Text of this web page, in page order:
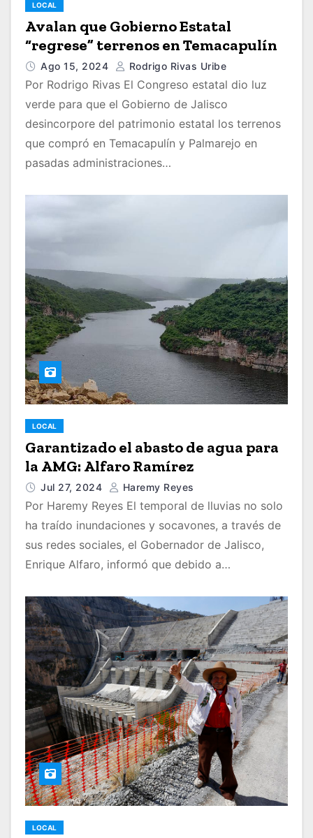
LOCAL
Avalan que Gobierno Estatal
“regrese” terrenos en Temacapulín
Ago 15, 2024 Rodrigo Rivas Uribe
Por Rodrigo Rivas El Congreso estatal dio luz
verde para que el Gobierno de Jalisco
desincorpore del patrimonio estatal los terrenos
que compró en Temacapulín y Palmarejo en
pasadas administraciones…
LOCAL
Garantizado el abasto de agua para
la AMG: Alfaro Ramírez
Jul 27, 2024 Haremy Reyes
Por Haremy Reyes El temporal de lluvias no solo
ha traído inundaciones y socavones, a través de
sus redes sociales, el Gobernador de Jalisco,
Enrique Alfaro, informó que debido a…
LOCAL